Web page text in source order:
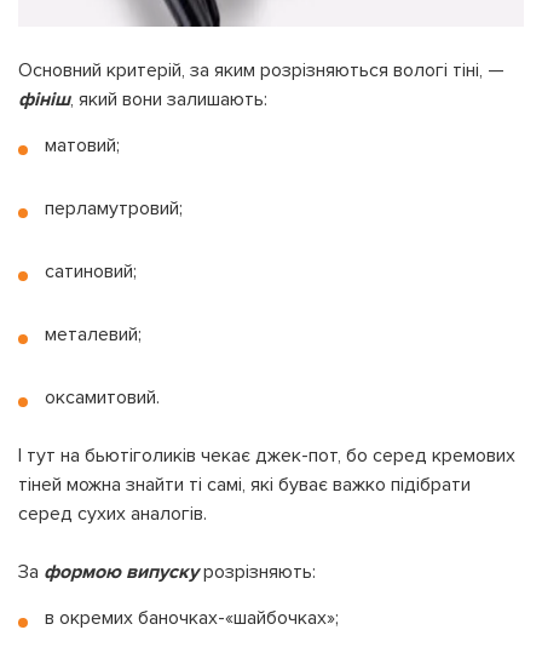
Основний критерій, за яким розрізняються вологі тіні, —
фініш, який вони залишають:
матовий;
перламутровий;
сатиновий;
металевий;
оксамитовий.
І тут на бьютіголиків чекає джек-пот, бо серед кремових
тіней можна знайти ті самі, які буває важко підібрати
серед сухих аналогів.
За формою випускурозрізняють:
в окремих баночках-«шайбочках»;